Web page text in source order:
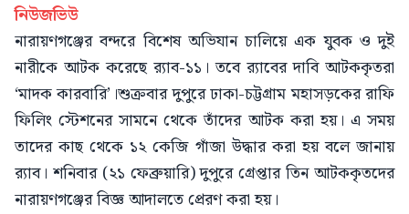
নিউজভিউ
নারায়ণগঞ্জের বন্দরে বিশেষ অভিযান চালিয়ে এক যুবক ও দুই
নারীকে আটক করেছে র‍্যাব-১১। তবে র‍্যাবের দাবি আটককৃতরা
‘মাদক কারবারি’।শুক্রবার দুপুরে ঢাকা-চট্টগ্রাম মহাসড়কের রাফি
ফিলিং স্টেশনের সামনে থেকে তাঁদের আটক করা হয়। এ সময়
তাদের কাছ থেকে ১২ কেজি গাঁজা উদ্ধার করা হয় বলে জানায়
র‍্যাব। শনিবার (২১ ফেব্রুয়ারি) দুপুরে গ্রেপ্তার তিন আটককৃতদের
নারায়ণগঞ্জের বিজ্ঞ আদালতে প্রেরণ করা হয়।